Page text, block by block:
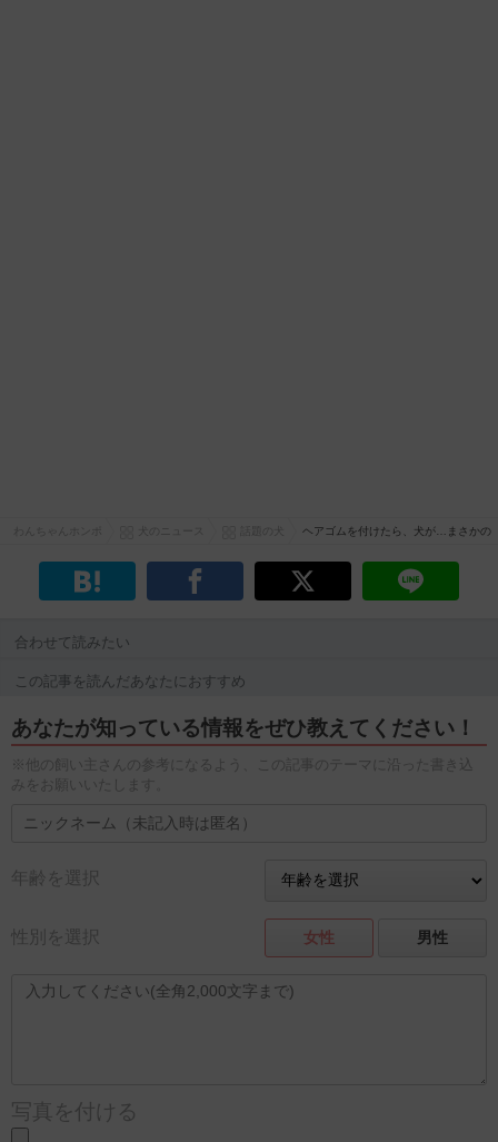
ヘアゴムを付けたら、犬が…まさかの
合わせて読みたい
この記事を読んだあなたにおすすめ
あなたが知っている情報をぜひ教えてください！
※他の飼い主さんの参考になるよう、この記事のテーマに沿った書き込
みをお願いいたします。
年齢を選択
性別を選択 女性 男性
写真を付ける